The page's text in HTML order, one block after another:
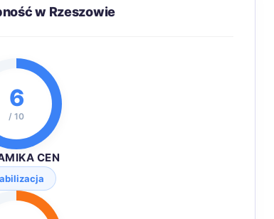
w Rzeszowie
6
/ 10
CEN